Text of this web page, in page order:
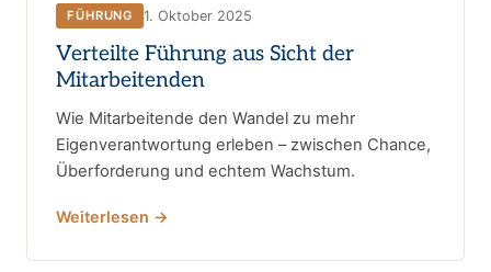
FÜHRUNG 1. Oktober 2025
Verteilte Führung aus Sicht der
Mitarbeitenden
Wie Mitarbeitende den Wandel zu mehr
Eigenverantwortung erleben – zwischen Chance,
Überforderung und echtem Wachstum.
Weiterlesen →